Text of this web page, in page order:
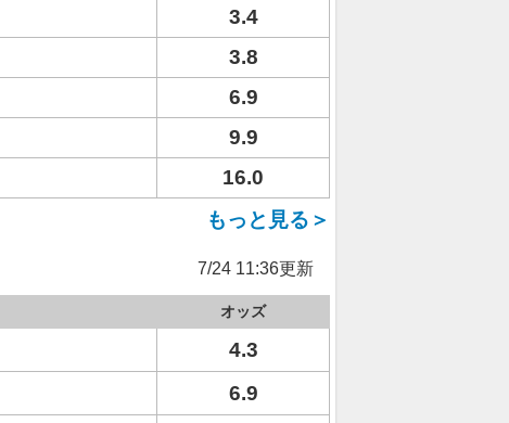
3.4
3.8
6.9
9.9
16.0
もっと見る＞
7/24 11:36更新
オッズ
4.3
6.9